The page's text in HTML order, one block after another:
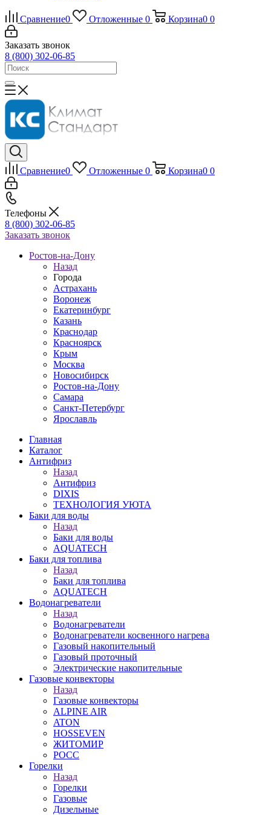
Сравнение0 Отложенные 0 Корзина0 0
Заказать звонок
8 (800) 302-06-85
Сравнение0 Отложенные 0 Корзина0 0
Телефоны
8 (800) 302-06-85
Заказать звонок
Ростов-на-Дону
Назад
Города
Астрахань
Воронеж
Екатеринбург
Казань
Краснодар
Красноярск
Крым
Москва
Новосибирск
Ростов-на-Дону
Самара
Санкт-Петербург
Ярославль
Главная
Каталог
Антифриз
Назад
Антифриз
DIXIS
ТЕХНОЛОГИЯ УЮТА
Баки для воды
Назад
Баки для воды
AQUATECH
Баки для топлива
Назад
Баки для топлива
AQUATECH
Водонагреватели
Назад
Водонагреватели
Водонагреватели косвенного нагрева
Газовый накопительный
Газовый проточный
Электрические накопительные
Газовые конвекторы
Назад
Газовые конвекторы
ALPINE AIR
ATON
HOSSEVEN
ЖИТОМИР
РОСС
Горелки
Назад
Горелки
Газовые
Дизельные